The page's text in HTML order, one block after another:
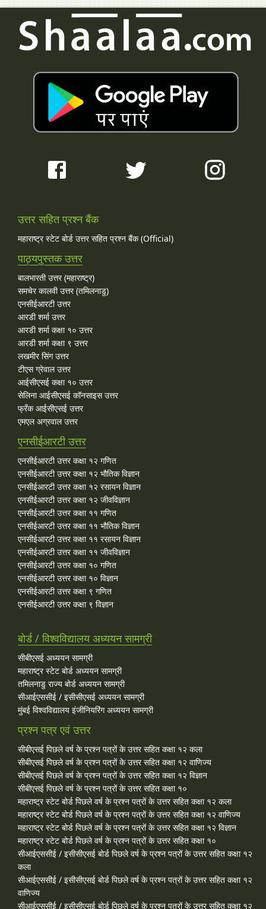
उत्तर सहित प्रश्न बैंक
महाराष्ट्र स्टेट बोर्ड उत्तर सहित प्रश्न बैंक (Official)
पाठ्यपुस्तक उत्तर
बालभारती उत्तर (महाराष्ट्र)
समचेर कालवी उत्तर (तमिलनाडु)
एनसीईआरटी उत्तर
आरडी शर्मा उत्तर
आरडी शर्मा कक्षा १० उत्तर
आरडी शर्मा कक्षा ९ उत्तर
लखमीर सिंग उत्तर
टीएस ग्रेवाल उत्तर
आईसीएसई कक्षा १० उत्तर
सेलिना आईसीएसई कॉनसाइस उत्तर
फ्रँक आईसीएसई उत्तर
एमएल अग्रवाल उत्तर
एनसीईआरटी उत्तर
एनसीईआरटी उत्तर कक्षा १२ गणित
एनसीईआरटी उत्तर कक्षा १२ भौतिक विज्ञान
एनसीईआरटी उत्तर कक्षा १२ रसायन विज्ञान
एनसीईआरटी उत्तर कक्षा १२ जीवविज्ञान
एनसीईआरटी उत्तर कक्षा ११ गणित
एनसीईआरटी उत्तर कक्षा ११ भौतिक विज्ञान
एनसीईआरटी उत्तर कक्षा ११ रसायन विज्ञान
एनसीईआरटी उत्तर कक्षा ११ जीवविज्ञान
एनसीईआरटी उत्तर कक्षा १० गणित
एनसीईआरटी उत्तर कक्षा १० विज्ञान
एनसीईआरटी उत्तर कक्षा ९ गणित
एनसीईआरटी उत्तर कक्षा ९ विज्ञान
बोर्ड / विश्वविद्यालय अध्ययन सामग्री
सीबीएसई अध्ययन सामग्री
महाराष्ट्र स्टेट बोर्ड अध्ययन सामग्री
तमिलनाडु राज्य बोर्ड अध्ययन सामग्री
सीआईएससीई / इसीसीएसई अध्ययन सामग्री
मुंबई विश्वविद्यालय इंजीनियरिंग अध्ययन सामग्री
प्रश्न पत्र एवं उत्तर
सीबीएसई पिछले वर्ष के प्रश्न पत्रों के उत्तर सहित कक्षा १२ कला
सीबीएसई पिछले वर्ष के प्रश्न पत्रों के उत्तर सहित कक्षा १२ वाणिज्य
सीबीएसई पिछले वर्ष के प्रश्न पत्रों के उत्तर सहित कक्षा १२ विज्ञान
सीबीएसई पिछले वर्ष के प्रश्न पत्रों के उत्तर सहित कक्षा १०
महाराष्ट्र स्टेट बोर्ड पिछले वर्ष के प्रश्न पत्रों के उत्तर सहित कक्षा १२ कला
महाराष्ट्र स्टेट बोर्ड पिछले वर्ष के प्रश्न पत्रों के उत्तर सहित कक्षा १२ वाणिज्य
महाराष्ट्र स्टेट बोर्ड पिछले वर्ष के प्रश्न पत्रों के उत्तर सहित कक्षा १२ विज्ञान
महाराष्ट्र स्टेट बोर्ड पिछले वर्ष के प्रश्न पत्रों के उत्तर सहित कक्षा १०
सीआईएससीई / इसीसीएसई बोर्ड पिछले वर्ष के प्रश्न पत्रों के उत्तर सहित कक्षा १२
कला
सीआईएससीई / इसीसीएसई बोर्ड पिछले वर्ष के प्रश्न पत्रों के उत्तर सहित कक्षा १२
वाणिज्य
सीआईएससीई / इसीसीएसई बोर्ड पिछले वर्ष के प्रश्न पत्रों के उत्तर सहित कक्षा १२